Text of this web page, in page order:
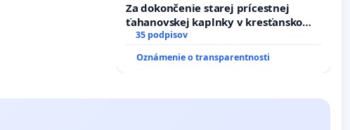
Za dokončenie starej prícestnej
ťahanovskej kaplnky v kresťanskom
duchu.
35 podpisov
Oznámenie o transparentnosti